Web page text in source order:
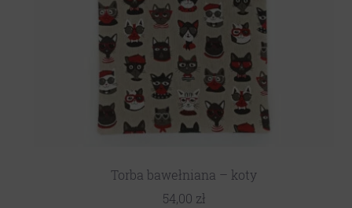
Torba bawełniana – koty
54,00 zł